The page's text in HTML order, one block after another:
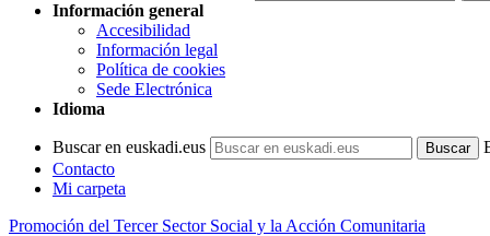
Información general
Accesibilidad
Información legal
Política de cookies
Sede Electrónica
Idioma
Buscar en euskadi.eus
Contacto
Mi carpeta
Promoción del Tercer Sector Social y la Acción Comunitaria